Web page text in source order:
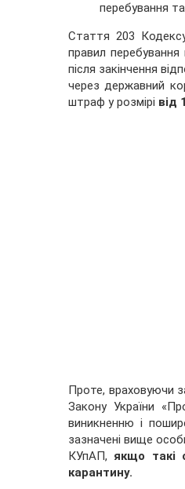
перебування
Стаття 203
правил перебування
після закінчення
через державний
штраф у розмірі від
Проте, враховуючи
Закону України
виникненню і
зазначені вище
КУпАП, якщо такі
карантину.